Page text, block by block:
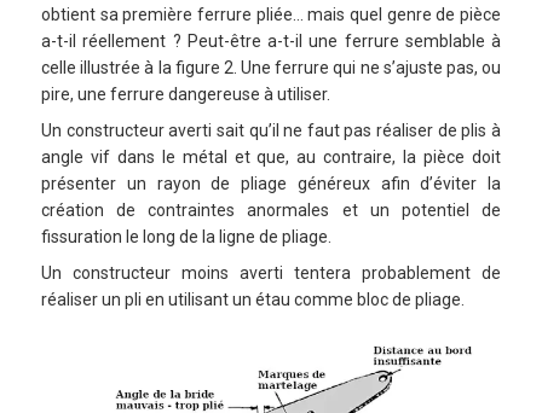
obtient sa première ferrure pliée… mais quel genre de pièce
a-t-il réellement ? Peut-être a-t-il une ferrure semblable à
celle illustrée à la figure 2. Une ferrure qui ne s’ajuste pas, ou
pire, une ferrure dangereuse à utiliser.
Un constructeur averti sait qu’il ne faut pas réaliser de plis à
angle vif dans le métal et que, au contraire, la pièce doit
présenter un rayon de pliage généreux afin d’éviter la
création de contraintes anormales et un potentiel de
fissuration le long de la ligne de pliage.
Un constructeur moins averti tentera probablement de
réaliser un pli en utilisant un étau comme bloc de pliage.